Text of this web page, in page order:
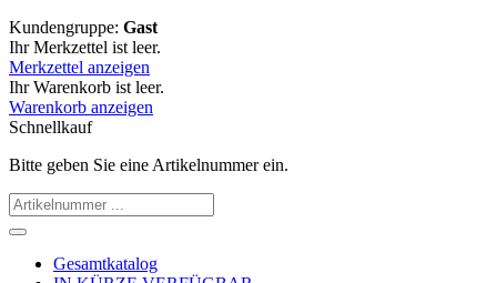
Kundengruppe: Gast
Ihr Merkzettel ist leer.
Merkzettel anzeigen
Ihr Warenkorb ist leer.
Warenkorb anzeigen
Schnellkauf
Bitte geben Sie eine Artikelnummer ein.
Gesamtkatalog